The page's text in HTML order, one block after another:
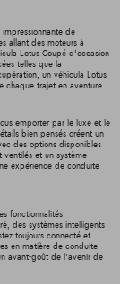
de
allant des moteurs à
Lotus Coupé d'occasion
telles que la
un véhicula Lotus
chaque trajet en aventure.
emporter par le luxe et le
bien pensés créent un
des options disponibles
et un système
expérience de conduite
fonctionnalités
des systèmes intelligents
toujours connecté et
en matière de conduite
avant-goût de l'avenir de